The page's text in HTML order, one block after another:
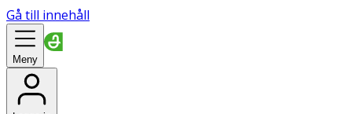
Gå till innehåll
Meny